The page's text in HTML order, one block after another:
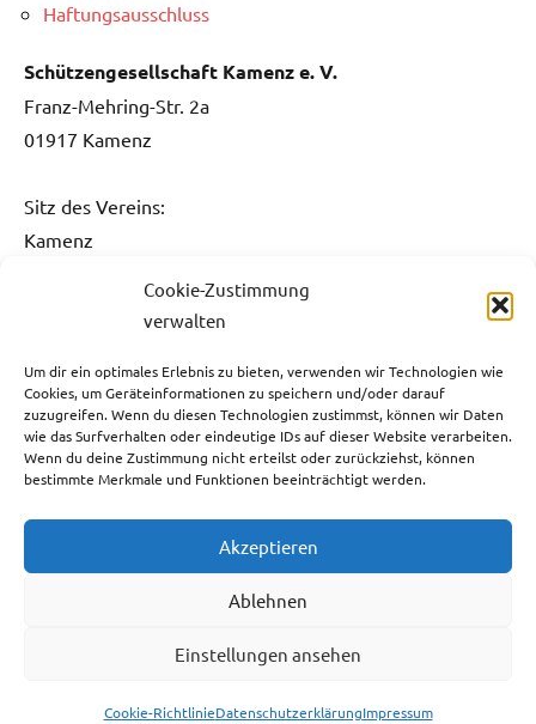
Cookie-Zustimmung
verwalten
Um dir ein optimales Erlebnis zu bieten, verwenden wir Technologien wie
Cookies, um Geräteinformationen zu speichern und/oder darauf
zuzugreifen. Wenn du diesen Technologien zustimmst, können wir Daten
wie das Surfverhalten oder eindeutige IDs auf dieser Website verarbeiten.
Wenn du deine Zustimmung nicht erteilst oder zurückziehst, können
bestimmte Merkmale und Funktionen beeinträchtigt werden.
Akzeptieren
Ablehnen
Einstellungen ansehen
Cookie-RichtlinieDatenschutzerklärungImpressum
Haftungsausschluss
Schützengesellschaft Kamenz e. V.
Franz-Mehring-Str. 2a
01917 Kamenz
Sitz des Vereins:
Kamenz
Fon: 0151 / 5061 1482
Fax: 03578 / 3736 731
E-Mail:info@sg-kamenz.de
Bankverbindung:
Ostsächsische Sparkasse Dresden
IBAN: DE59 8505 0300 3110 0013 05